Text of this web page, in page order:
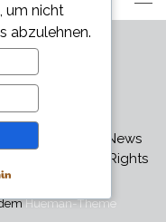
Videos und News
© 2026. All Rights
Hueman-Theme
, um nicht
abzulehnen.